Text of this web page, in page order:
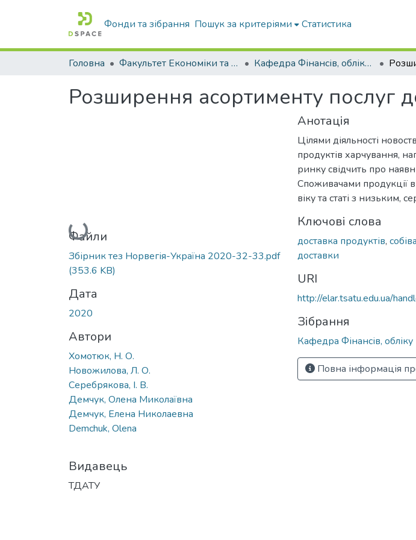
Фонди та зібрання Пошук за критеріями Статистика
Головна Факультет Економіки та бізнесу Кафедра Фінансів, обліку і оподаткування
Розширення асортименту послуг
Вантажиться...
Файли
Збірник тез Норвегія-Україна 2020-32-33.pdf
(353.6 KB)
Дата
2020
Автори
Хомотюк, Н. О.
Новожилова, Л. О.
Серебрякова, І. В.
Демчук, Олена Миколаївна
Демчук, Елена Николаевна
Demchuk, Olena
Видавець
ТДАТУ
Анотація
Цілями діяльності
продуктів харчування,
ринку свідчить про
Споживачами продукції
віку та статі з низьким,
Ключові слова
доставка продуктів,
доставки
URI
http://elar.tsatu.edu.ua/
Зібрання
Кафедра Фінансів,
Повна інформація